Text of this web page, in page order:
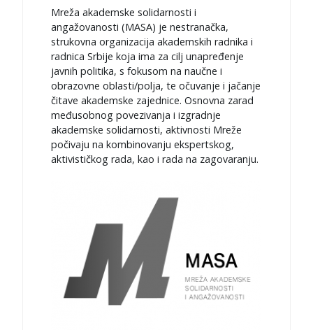
Mreža akademske solidarnosti i
angažovanosti (MASA) je nestranačka,
strukovna organizacija akademskih radnika i
radnica Srbije koja ima za cilj unapređenje
javnih politika, s fokusom na naučne i
obrazovne oblasti/polja, te očuvanje i jačanje
čitave akademske zajednice. Osnovna zarad
međusobnog povezivanja i izgradnje
akademske solidarnosti, aktivnosti Mreže
počivaju na kombinovanju ekspertskog,
aktivističkog rada, kao i rada na zagovaranju.